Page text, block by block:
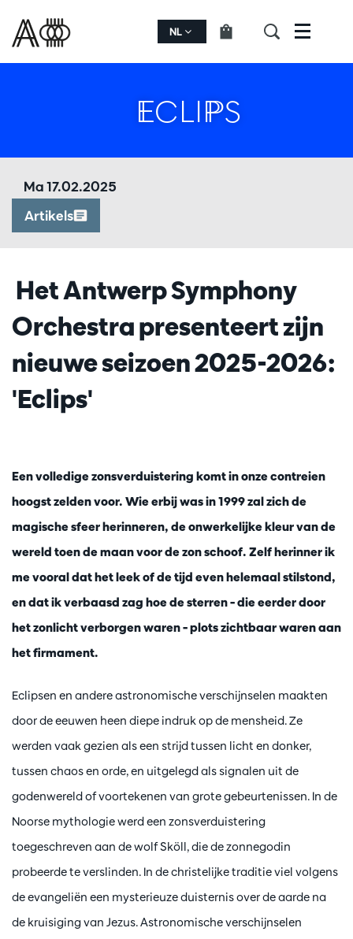
NL Menu
ECLIPS
Artikels
Ma 17.02.2025
Het Antwerp Symphony
Orchestra presenteert zijn
nieuwe seizoen 2025-2026:
'Eclips'
Een volledige zonsverduistering komt in onze contreien
hoogst zelden voor. Wie erbij was in 1999 zal zich de
magische sfeer herinneren, de onwerkelijke kleur van de
wereld toen de maan voor de zon schoof. Zelf herinner ik
me vooral dat het leek of de tijd even helemaal stilstond,
en dat ik verbaasd zag hoe de sterren – die eerder door
het zonlicht verborgen waren – plots zichtbaar waren aan
het firmament.
Eclipsen en andere astronomische verschijnselen maakten
door de eeuwen heen diepe indruk op de mensheid. Ze
werden vaak gezien als een strijd tussen licht en donker,
tussen chaos en orde, en uitgelegd als signalen uit de
godenwereld of voortekenen van grote gebeurtenissen. In de
Noorse mythologie werd een zonsverduistering
toegeschreven aan de wolf Sköll, die de zonnegodin
probeerde te verslinden. In de christelijke traditie viel volgens
de evangeliën een mysterieuze duisternis over de aarde na
de kruisiging van Jezus. Astronomische verschijnselen